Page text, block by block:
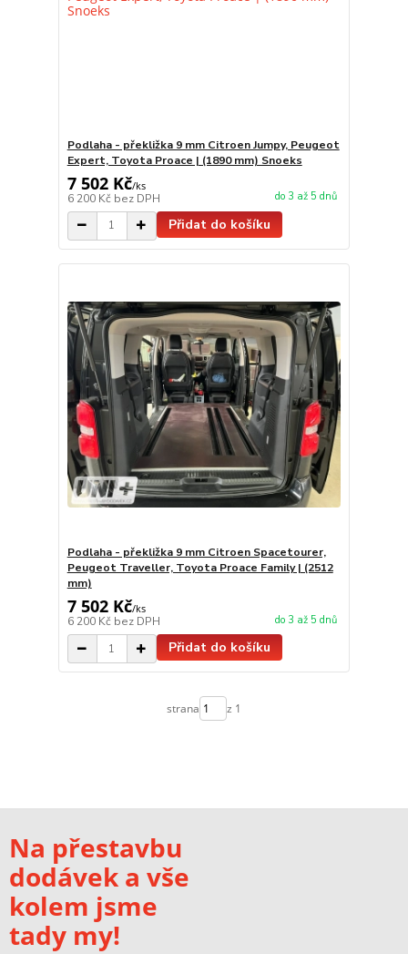
Podlaha - překližka 9 mm Citroen Jumpy, Peugeot
Expert, Toyota Proace | (1890 mm) Snoeks
7 502 Kč/ks
6 200 Kč bez DPH do 3 až 5 dnů
Přidat do košíku
Podlaha - překližka 9 mm Citroen Spacetourer,
Peugeot Traveller, Toyota Proace Family | (2512
mm)
7 502 Kč/ks
6 200 Kč bez DPH do 3 až 5 dnů
Přidat do košíku
strana z 1
Na přestavbu
dodávek a vše
kolem jsme
tady my!